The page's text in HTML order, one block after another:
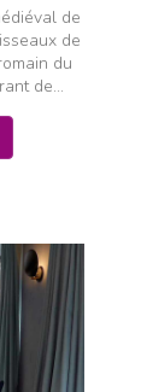
de
de
du
de...